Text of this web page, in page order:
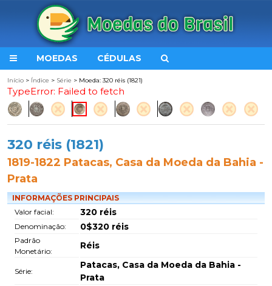
MOEDAS CÉDULAS
Início > Índice > Série > Moeda: 320 réis (1821)
TypeError: Failed to fetch
320 réis (1821)
1819-1822 Patacas, Casa da Moeda da Bahia -
Prata
INFORMAÇÕES PRINCIPAIS
Valor facial:
320 réis
Denominação: 0$320 réis
Padrão
Monetário:
Réis
Série:
Patacas, Casa da Moeda da Bahia -
Prata